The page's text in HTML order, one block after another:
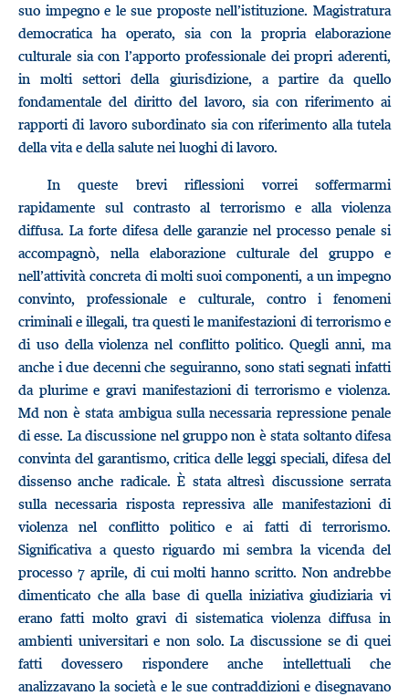
suo impegno e le sue proposte nell’istituzione. Magistratura
democratica ha operato, sia con la propria elaborazione
culturale sia con l’apporto professionale dei propri aderenti,
in molti settori della giurisdizione, a partire da quello
fondamentale del diritto del lavoro, sia con riferimento ai
rapporti di lavoro subordinato sia con riferimento alla tutela
della vita e della salute nei luoghi di lavoro.
In queste brevi riflessioni vorrei soffermarmi
rapidamente sul contrasto al terrorismo e alla violenza
diffusa. La forte difesa delle garanzie nel processo penale si
accompagnò, nella elaborazione culturale del gruppo e
nell’attività concreta di molti suoi componenti, a un impegno
convinto, professionale e culturale, contro i fenomeni
criminali e illegali, tra questi le manifestazioni di terrorismo e
di uso della violenza nel conflitto politico. Quegli anni, ma
anche i due decenni che seguiranno, sono stati segnati infatti
da plurime e gravi manifestazioni di terrorismo e violenza.
Md non è stata ambigua sulla necessaria repressione penale
di esse. La discussione nel gruppo non è stata soltanto difesa
convinta del garantismo, critica delle leggi speciali, difesa del
dissenso anche radicale. È stata altresì discussione serrata
sulla necessaria risposta repressiva alle manifestazioni di
violenza nel conflitto politico e ai fatti di terrorismo.
Significativa a questo riguardo mi sembra la vicenda del
processo 7 aprile, di cui molti hanno scritto. Non andrebbe
dimenticato che alla base di quella iniziativa giudiziaria vi
erano fatti molto gravi di sistematica violenza diffusa in
ambienti universitari e non solo. La discussione se di quei
fatti dovessero rispondere anche intellettuali che
analizzavano la società e le sue contraddizioni e disegnavano